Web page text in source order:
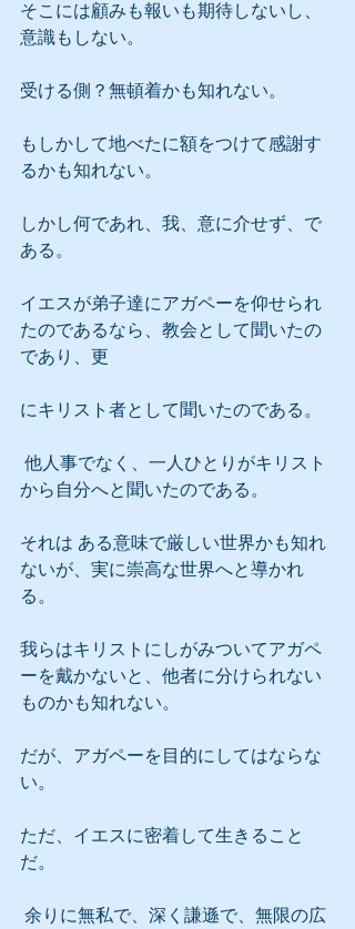
そこには顧みも報いも期待しないし、
意識もしない。
受ける側？無頓着かも知れない。
もしかして地べたに額をつけて感謝す
るかも知れない。
しかし何であれ、我、意に介せず、で
ある。
イエスが弟子達にアガペーを仰せられ
たのであるなら、教会として聞いたの
であり、更
にキリスト者として聞いたのである。
から自分へと聞いたのである。
それは ある意味で厳しい世界かも知れ
ないが、実に崇高な世界へと導かれ
る。
我らはキリストにしがみついてアガペ
ーを戴かないと、他者に分けられない
ものかも知れない。
だが、アガペーを目的にしてはならな
い。
ただ、イエスに密着して生きること
だ。